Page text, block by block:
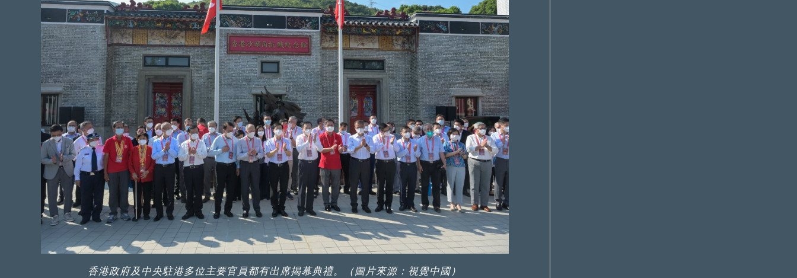
香港政府及中央駐港多位主要官員都有出席揭幕典禮。（圖片來源：視覺中國）